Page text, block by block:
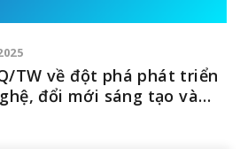
TW về đột phá phát triển
đổi mới sáng tạo và